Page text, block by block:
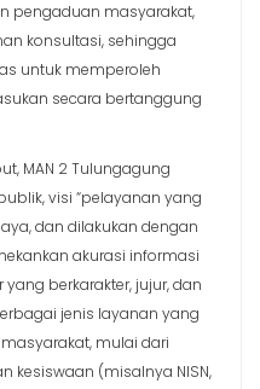
pengaduan masyarakat,
konsultasi, sehingga
untuk memperoleh
secara bertanggung
MAN 2 Tulungagung
visi “pelayanan yang
dan dilakukan dengan
akurasi informasi
berkarakter, jujur, dan
jenis layanan yang
mulai dari
kesiswaan (misalnya NISN,